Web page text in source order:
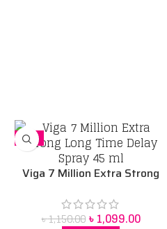
-4%
Viga 7 Million Extra Strong
৳1,150.00 ৳1,099.00